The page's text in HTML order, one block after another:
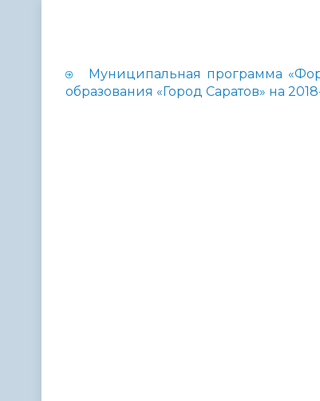
Муниципальная программа
образования «Город Саратов» на